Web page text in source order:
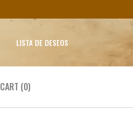
LISTA DE DESEOS
CART (0)